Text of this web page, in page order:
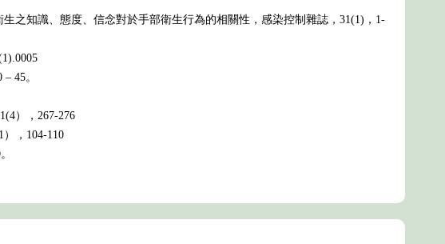
之知識、態度、信念對於手部衛生行為的相關性，感染控制雜誌，31(1)，1-
45。
），267-276
，104-110